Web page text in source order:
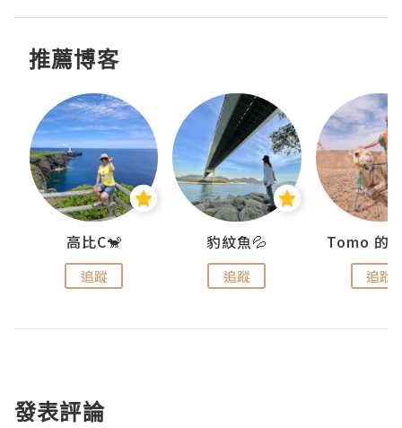
推薦博客
高比C🐒
追蹤
豹紋魚💦
追蹤 追蹤
發表評論